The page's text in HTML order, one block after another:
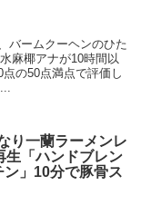
バームクーヘンのひた
麻椰アナが10時間以
の50点満点で評価し
り一蘭ラーメンレ
生「ハンドブレン
ン」10分で豚骨ス